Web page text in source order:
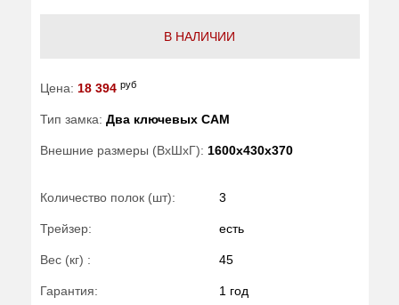
В НАЛИЧИИ
Цена: 18 394 руб
Тип замка: Два ключевых САМ
Внешние размеры (ВхШхГ): 1600x430x370
Количество полок (шт): 3
Трейзер: есть
Вес (кг) : 45
Гарантия: 1 год